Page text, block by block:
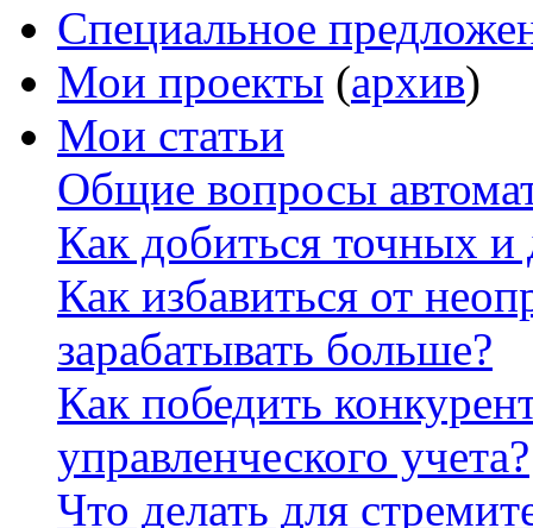
Специальное
Мои проекты (архив)
Мои статьи
Общие вопросы
Как добиться точных
Как избавиться от
зарабатывать больше?
Как победить
управленческого учета?
Что делать для